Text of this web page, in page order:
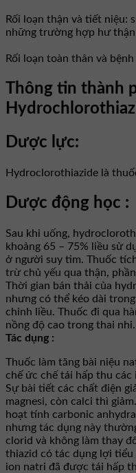
Rối loạn thận và tiết niệu:
những trường hợp hư
Rối loạn toàn thân và
Thông tin thành
Dược lực:
Hydroclorothiazide là
Dược động học :
Sau khi uống,
khoảng 65 – 75% liều sử
ở người suy tim. Thuốc
trừ chủ yếu qua thận,
Thời gian bán thải của
nhưng có thể kéo dài
chỉnh liều. Thuốc đi qua
nồng độ cao trong thai nhi.
Tác dụng :
Thuốc làm tăng bài niệu
chế ức chế tái hấp thu
Sự bài tiết các chất điện
magnesi, còn calci thì
hoạt tính carbonic
nhưng tác dụng này
clorid và không làm thay
thiazid có tác dụng lợi tiểu
ion natri đã được tái hấp